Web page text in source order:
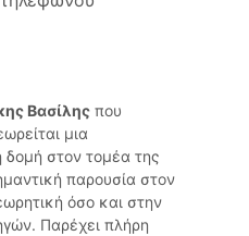
Βασίλης που
μια
δομή στον τομέα της
παρουσία στον
όσο και στην
Παρέχει πλήρη